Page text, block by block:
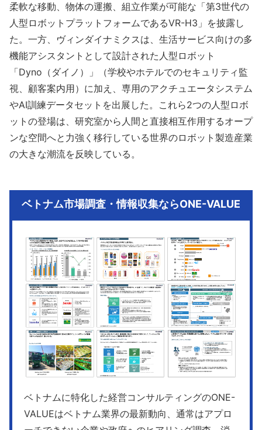
柔軟な移動、物体の運搬、組立作業が可能な「第3世代の
人型ロボットプラットフォームであるVR-H3」を披露し
た。一方、ヴィンダイナミクスは、生活サービス向けの多
機能アシスタントとして設計された人型ロボット
「Dyno（ダイノ）」（学校やホテルでのセキュリティ監
視、顧客案内用）に加え、専用のアクチュエータシステム
やAI訓練データセットを出展した。これら2つの人型ロボ
ットの登場は、研究室から人間と直接相互作用するオープ
ンな空間へと力強く移行している世界のロボット製造産業
の大きな潮流を反映している。
ベトナム市場調査・情報収集ならONE-VALUE
ベトナムに特化した経営コンサルティングのONE-
VALUEはベトナム業界の最新動向、通常はアプロ